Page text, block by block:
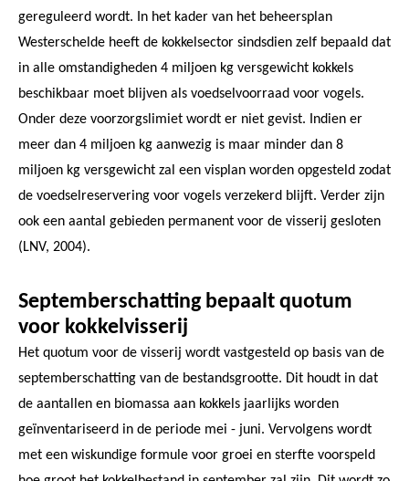
gereguleerd wordt. In het kader van het beheersplan
Westerschelde heeft de kokkelsector sindsdien zelf bepaald dat
in alle omstandigheden 4 miljoen kg versgewicht kokkels
beschikbaar moet blijven als voedselvoorraad voor vogels.
Onder deze voorzorgslimiet wordt er niet gevist. Indien er
meer dan 4 miljoen kg aanwezig is maar minder dan 8
miljoen kg versgewicht zal een visplan worden opgesteld zodat
de voedselreservering voor vogels verzekerd blijft. Verder zijn
ook een aantal gebieden permanent voor de visserij gesloten
(LNV, 2004).
Septemberschatting bepaalt quotum
voor kokkelvisserij
Het quotum voor de visserij wordt vastgesteld op basis van de
septemberschatting van de bestandsgrootte. Dit houdt in dat
de aantallen en biomassa aan kokkels jaarlijks worden
geïnventariseerd in de periode mei - juni. Vervolgens wordt
met een wiskundige formule voor groei en sterfte voorspeld